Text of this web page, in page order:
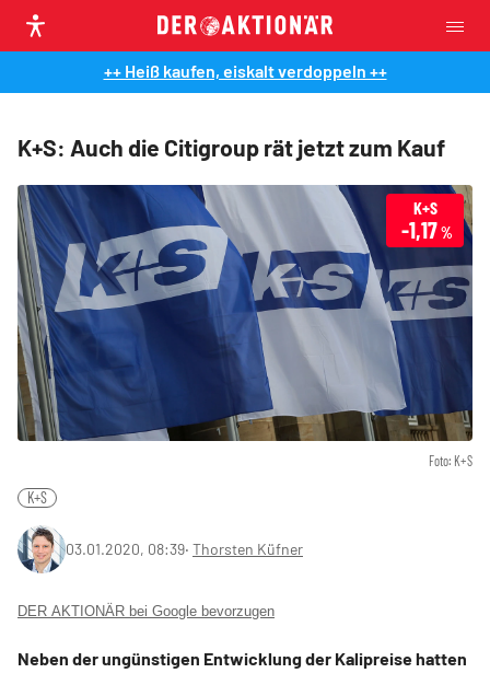
++ Heiß kaufen, eiskalt verdoppeln ++
K+S: Auch die Citigroup rät jetzt zum Kauf
Foto: K+S
K+S
-1,17%
K+S
03.01.2020, 08:39‧ Thorsten Küfner
DER AKTIONÄR bei Google bevorzugen
Neben der ungünstigen Entwicklung der Kalipreise hatten